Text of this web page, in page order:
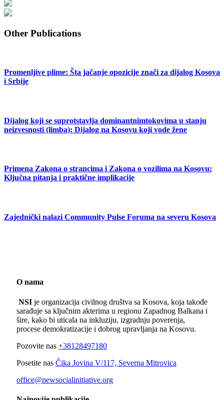
Other Publications
Promenljive plime: Šta jačanje opozicije znači za dijalog Kosova
i Srbije
Dijalog koji se suprotstavlja dominantnimtokovima u stanju
neizvesnosti (limba): Dijalog na Kosovu koji vode žene
Primena Zakona o strancima i Zakona o vozilima na Kosovu:
Ključna pitanja i praktične implikacije
Zajednički nalazi Community Pulse Foruma na severu Kosova
O nama
NSI je organizacija civilnog društva sa Kosova, koja takođe
sarađuje sa ključnim akterima u regionu Zapadnog Balkana i
šire, kako bi uticala na inkluziju, izgradnju poverenja,
procese demokratizacije i dobrog upravljanja na Kosovu.
Pozovite nas +38128497180
Posetite nas Čika Jovina V/117, Severna Mitrovica
office@newsocialinitiative.org